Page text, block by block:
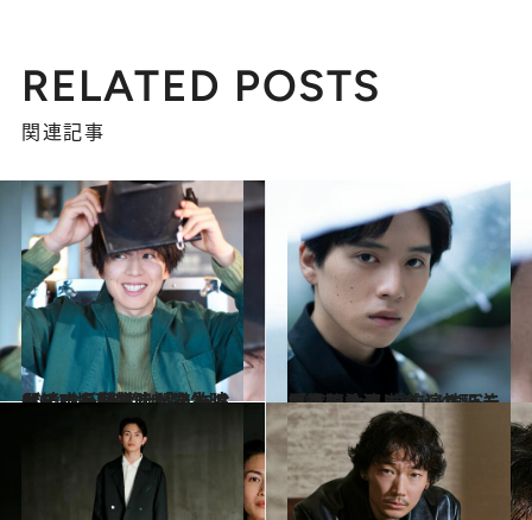
RELATED POSTS
関連記事
2024.2.9
【続きを読む】「ネットもテレビも禁止だったけど…」坂東龍汰が学生時代、唯一観ることを許されていた“名作映画”とは？
カルチャー 2022.1.14
「真犯人フラグ」の配送員役で注目 幅広いキャラクターを演じる 演技派・坂東龍汰
カルチャー